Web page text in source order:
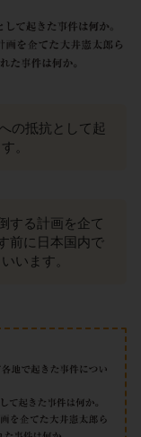
の抵抗として起
。
する計画を企て
前に日本国内で
いいます。